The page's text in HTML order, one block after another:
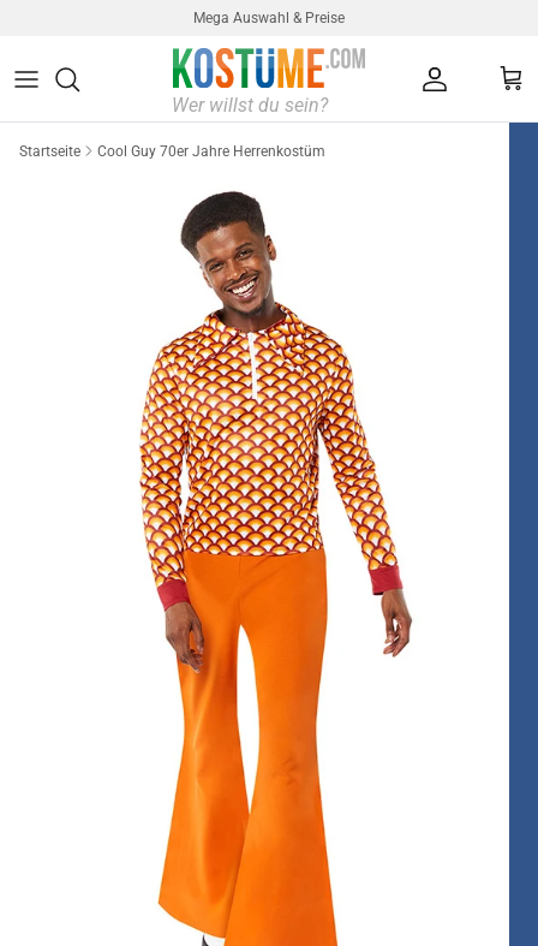
Mega Auswahl & Preise
Startseite Cool Guy 70er Jahre Herrenkostüm